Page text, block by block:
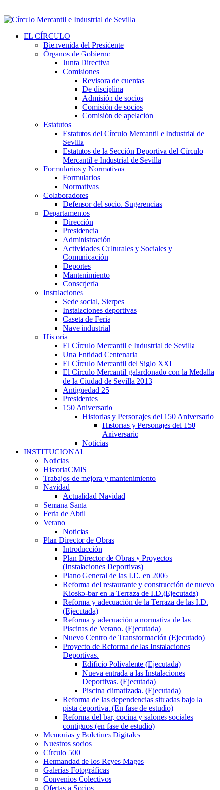
EL CÍRCULO
Bienvenida del Presidente
Órganos de Gobierno
Junta Directiva
Comisiones
Revisora de cuentas
De disciplina
Admisión de socios
Comisión de socios
Comisión de apelación
Estatutos
Estatutos del Círculo Mercantil e Industrial de
Sevilla
Estatutos de la Sección Deportiva del Círculo
Mercantil e Industrial de Sevilla
Formularios y Normativas
Formularios
Normativas
Colaboradores
Defensor del socio. Sugerencias
Departamentos
Dirección
Presidencia
Administración
Actividades Culturales y Sociales y
Comunicación
Deportes
Mantenimiento
Conserjería
Instalaciones
Sede social, Sierpes
Instalaciones deportivas
Caseta de Feria
Nave industrial
Historia
El Círculo Mercantil e Industrial de Sevilla
Una Entidad Centenaria
El Círculo Mercantil del Siglo XXI
El Círculo Mercantil galardonado con la Medalla
de la Ciudad de Sevilla 2013
Antigüedad 25
Presidentes
150 Aniversario
Historias y Personajes del 150 Aniversario
Historias y Personajes del 150
Aniversario
Noticias
INSTITUCIONAL
Noticias
HistoriaCMIS
Trabajos de mejora y mantenimiento
Navidad
Actualidad Navidad
Semana Santa
Feria de Abril
Verano
Noticias
Plan Director de Obras
Introducción
Plan Director de Obras y Proyectos
(Instalaciones Deportivas)
Plano General de las I.D. en 2006
Reforma del restaurante y construcción de nuevo
Kiosko-bar en la Terraza de I.D.(Ejecutada)
Reforma y adecuación de la Terraza de las I.D.
(Ejecutada)
Reforma y adecuación a normativa de las
Piscinas de Verano. (Ejecutada)
Nuevo Centro de Transformación (Ejecutado)
Proyecto de Reforma de las Instalaciones
Deportivas.
Edificio Polivalente (Ejecutada)
Nueva entrada a las Instalaciones
Deportivas. (Ejecutada)
Piscina climatizada. (Ejecutada)
Reforma de las dependencias situadas bajo la
pista deportiva. (En fase de estudio)
Reforma del bar, cocina y salones sociales
contiguos (en fase de estudio)
Memorias y Boletines Digitales
Nuestros socios
Círculo 500
Hermandad de los Reyes Magos
Galerías Fotográficas
Convenios Colectivos
Ofertas a Socios